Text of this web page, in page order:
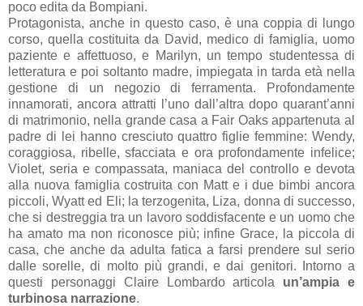
poco edita da Bompiani.
Protagonista, anche in questo caso, è una coppia di lungo
corso, quella costituita da David, medico di famiglia, uomo
paziente e affettuoso, e Marilyn, un tempo studentessa di
letteratura e poi soltanto madre, impiegata in tarda età nella
gestione di un negozio di ferramenta. Profondamente
innamorati, ancora attratti l’uno dall’altra dopo quarant’anni
di matrimonio, nella grande casa a Fair Oaks appartenuta al
padre di lei hanno cresciuto quattro figlie femmine: Wendy,
coraggiosa, ribelle, sfacciata e ora profondamente infelice;
Violet, seria e compassata, maniaca del controllo e devota
alla nuova famiglia costruita con Matt e i due bimbi ancora
piccoli, Wyatt ed Eli; la terzogenita, Liza, donna di successo,
che si destreggia tra un lavoro soddisfacente e un uomo che
ha amato ma non riconosce più; infine Grace, la piccola di
casa, che anche da adulta fatica a farsi prendere sul serio
dalle sorelle, di molto più grandi, e dai genitori. Intorno a
questi personaggi Claire Lombardo articola un’ampia e
turbinosa narrazione.